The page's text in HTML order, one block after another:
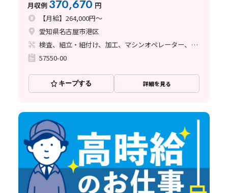
月収例 370,670 円
【月給】264,000円～
愛知県名古屋市港区
検査、組立・組付け、加工、マシンオペレーター、クリーンルーム、清掃・洗浄、品質管理、メンテナンス・保全、フォークリフト、玉掛け・クレーン、ライン作業、鋳造・鍛造、立ち作業、溶接、塗装、バリ取り、その他
57550-00
キープする 詳細を見る